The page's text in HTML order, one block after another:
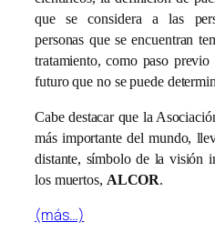
que se considera a las
personas que se encuentran
tratamiento, como paso
futuro que no se puede
Cabe destacar que la
más importante del mundo,
distante, símbolo de la visión
los muertos, ALCOR.
(más…)